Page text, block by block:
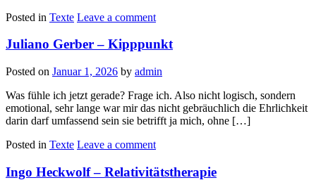
Posted in Texte Leave a comment
Juliano Gerber – Kipppunkt
Posted on Januar 1, 2026 by admin
Was fühle ich jetzt gerade? Frage ich. Also nicht logisch, sondern
emotional, sehr lange war mir das nicht gebräuchlich die Ehrlichkeit
darin darf umfassend sein sie betrifft ja mich, ohne […]
Posted in Texte Leave a comment
Ingo Heckwolf – Relativitätstherapie